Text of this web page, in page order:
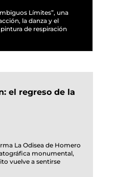
Límites”, una
la danza y el
de respiración
el regreso de la
La Odisea de Homero
monumental,
vuelve a sentirse